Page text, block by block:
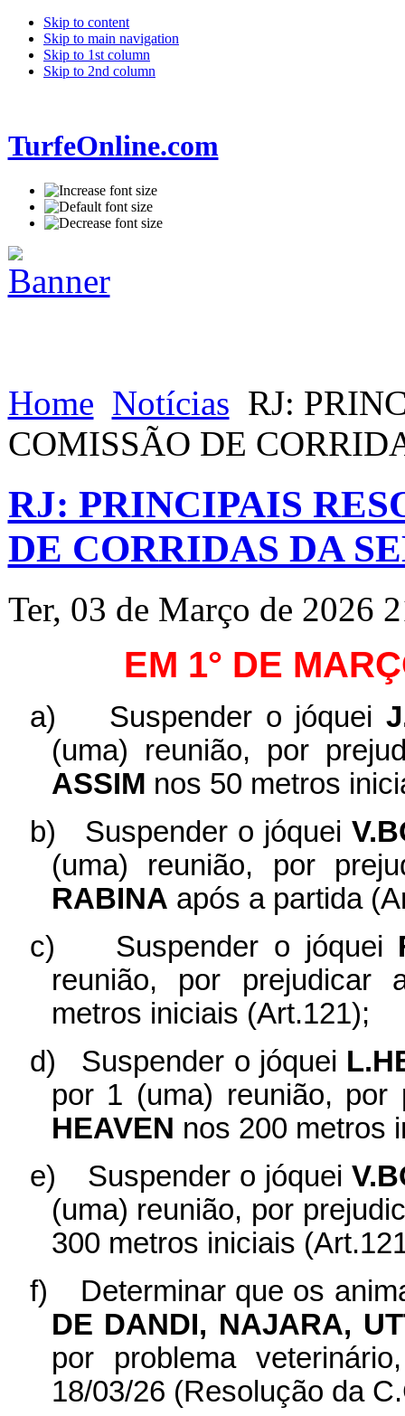
Skip to content
Skip to main navigation
Skip to 1st column
Skip to 2nd column
TurfeOnline.com
Home Notícias RJ:
COMISSÃO DE
RJ: PRINCIPAIS
DE CORRIDAS DA
Ter, 03 de Março de 2026
EM 1° DE
a) Suspender o jóquei
(uma) reunião, por
ASSIM nos 50 metros
b)
Suspender o jóquei
(uma) reunião, por
RABINA após a partida
c)
Suspender o jóquei
reunião, por prejudicar
metros iniciais (Art.121);
d)
Suspender o jóquei
por 1 (uma) reunião,
HEAVEN nos 200 metros
e)
Suspender o jóquei
(uma) reunião, por
300 metros iniciais
f)
Determinar que os
DE DANDI, NAJARA,
por problema
18/03/26 (Resolução da